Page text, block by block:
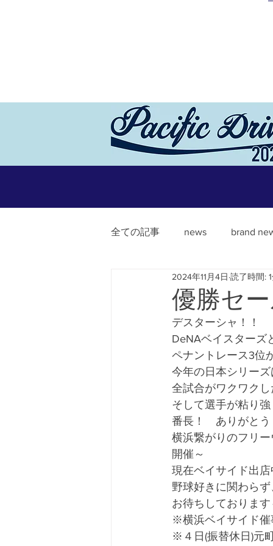
全ての記事 news brand
#freeway428
優勝セ
2024年11月4日 読了時間:
デスターシャ！！
DeNAベイスターズ
ペナントレース3位
今年の日本シリー
全試合がワクワク
そして選手が粘り
番長！　ありがとう
横浜繋がりのフリー
開催～
現在ベイサイド出
野球好きに関わら
お待ちしております
※横浜ベイサイド催
※４日(振替休日)元